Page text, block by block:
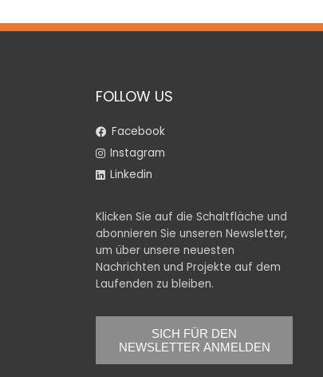
FOLLOW US
Facebook
Instagram
Linkedin
Klicken Sie auf die Schaltfläche und
abonnieren Sie unseren Newsletter,
um über unsere neuesten
Nachrichten und Projekte auf dem
Laufenden zu bleiben.
SICH FÜR DEN
NEWSLETTER ANMELDEN